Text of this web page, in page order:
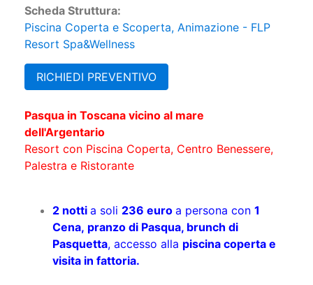
Scheda Struttura:
Piscina Coperta e Scoperta, Animazione - FLP
Resort Spa&Wellness
RICHIEDI PREVENTIVO
Pasqua in Toscana vicino al mare
dell'Argentario
Resort con Piscina Coperta, Centro Benessere,
Palestra e Ristorante
2 notti a soli 236 euro a persona con 1
Cena, pranzo di Pasqua, brunch di
Pasquetta, accesso alla piscina coperta e
visita in fattoria.